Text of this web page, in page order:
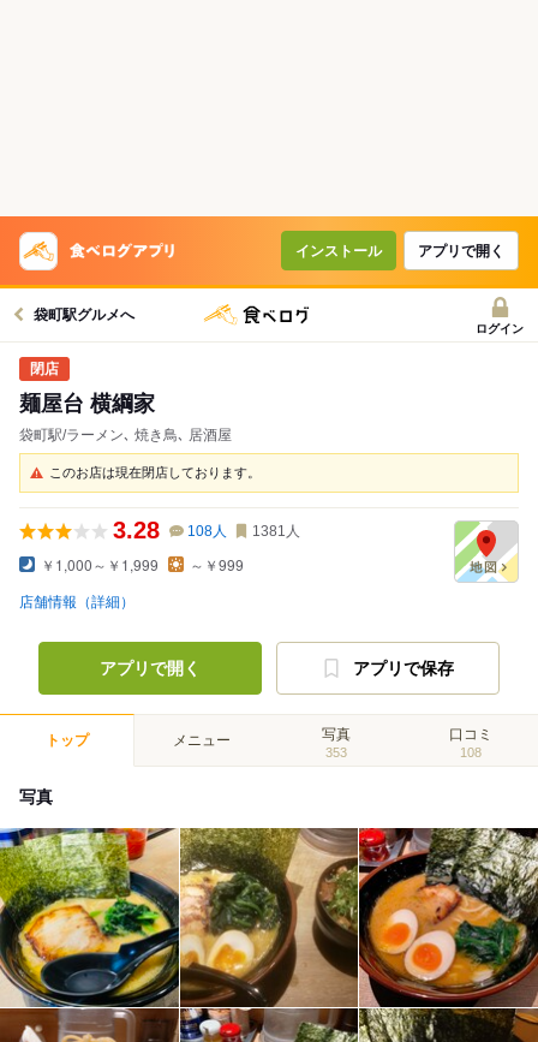
インストール アプリで開く
袋町駅グルメへ
ログイン
麺屋台 横綱家
袋町駅/ラーメン､ 焼き鳥､ 居酒屋
このお店は現在閉店しております。
3.28 108人 1381 人
￥1,000～￥1,999 ～￥999
店舗情報（詳細）
アプリで開く アプリで保存
トップ メニュー 写真
353
口コミ
108
写真